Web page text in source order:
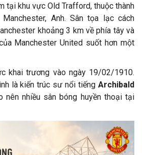
tại khu vực Old Trafford, thuộc thành
Anh. Sân tọa lạc cách
khoảng 3 km về phía tây và
Manchester United suốt hơn một
khai trương vào ngày 19/02/1910.
là kiến trúc sư nổi tiếng Archibald
nên nhiều sân bóng huyền thoại tại